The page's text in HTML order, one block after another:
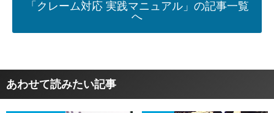
「クレーム対応 実践マニュアル」の記事一覧
へ
あわせて読みたい記事